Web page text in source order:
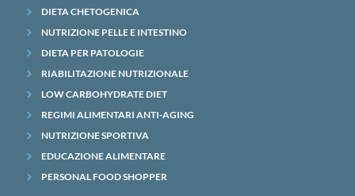
DIETA CHETOGENICA
NUTRIZIONE PELLE E INTESTINO
DIETA PER PATOLOGIE
RIABILITAZIONE NUTRIZIONALE
LOW CARBOHYDRATE DIET
REGIMI ALIMENTARI ANTI-AGING
NUTRIZIONE SPORTIVA
EDUCAZIONE ALIMENTARE
PERSONAL FOOD SHOPPER